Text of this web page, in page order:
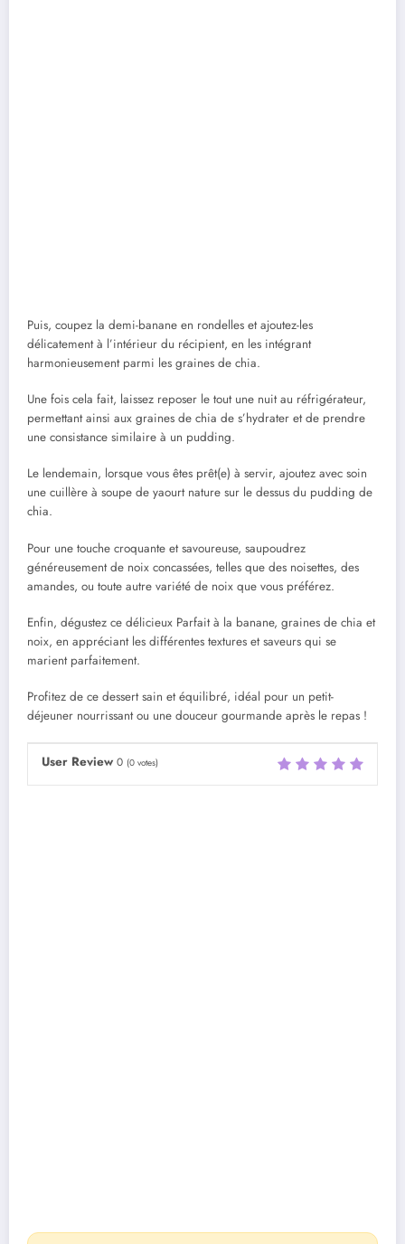
Puis, coupez la demi-banane en rondelles et ajoutez-les
délicatement à l’intérieur du récipient, en les intégrant
harmonieusement parmi les graines de chia.
Une fois cela fait, laissez reposer le tout une nuit au réfrigérateur,
permettant ainsi aux graines de chia de s’hydrater et de prendre
une consistance similaire à un pudding.
Le lendemain, lorsque vous êtes prêt(e) à servir, ajoutez avec soin
une cuillère à soupe de yaourt nature sur le dessus du pudding de
chia.
Pour une touche croquante et savoureuse, saupoudrez
généreusement de noix concassées, telles que des noisettes, des
amandes, ou toute autre variété de noix que vous préférez.
Enfin, dégustez ce délicieux Parfait à la banane, graines de chia et
noix, en appréciant les différentes textures et saveurs qui se
marient parfaitement.
Profitez de ce dessert sain et équilibré, idéal pour un petit-
déjeuner nourrissant ou une douceur gourmande après le repas !
User Review 0 (0 votes)